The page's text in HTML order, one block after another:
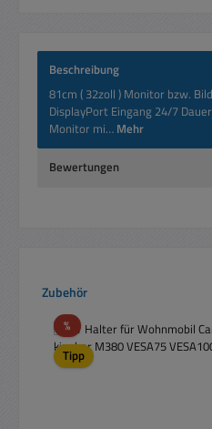
Beschreibung
81cm ( 32zoll ) Monitor bzw.
DisplayPort Eingang 24/7
Monitor mi… Mehr
Bewertungen
Produktgalerie überspringen
Zubehör
%Rabatt
Tipp